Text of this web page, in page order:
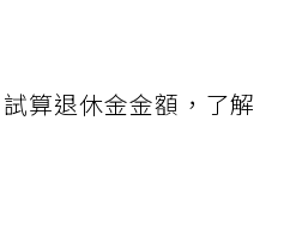
算退休金金額，了解